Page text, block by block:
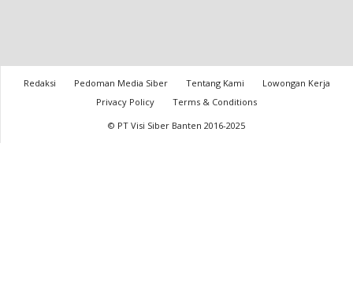
Redaksi Pedoman Media Siber Tentang Kami
Lowongan Kerja
Privacy Policy
Terms & Conditions
© PT Visi Siber Banten 2016-2025